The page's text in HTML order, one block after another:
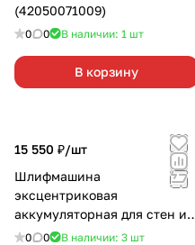
(42050071009)
0 0 В наличии: 1 шт
В корзину
15 550 ₽/шт
Шлифмашина
эксцентриковая
аккумуляторная для стен и
потолка EINHELL TE-DW
0 0 В наличии: 3 шт